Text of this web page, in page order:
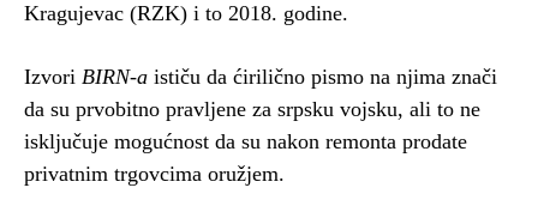
Kragujevac (RZK) i to 2018. godine.
Izvori BIRN-a ističu da ćirilično pismo na njima znači
da su prvobitno pravljene za srpsku vojsku, ali to ne
isključuje mogućnost da su nakon remonta prodate
privatnim trgovcima oružjem.